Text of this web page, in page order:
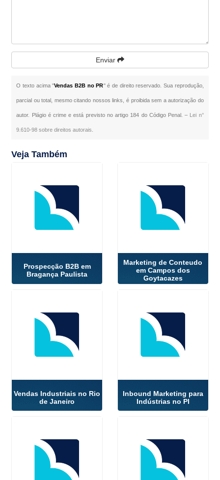
Enviar
O texto acima "Vendas B2B no PR" é de direito reservado. Sua reprodução,
parcial ou total, mesmo citando nossos links, é proibida sem a autorização do
autor. Plágio é crime e está previsto no artigo 184 do Código Penal. – Lei n°
9.610-98 sobre direitos autorais
Veja Também
Prospecção B2B em
Bragança Paulista
Marketing de Conteudo
em Campos dos
Goytacazes
Vendas Industriais no Rio
de Janeiro
Inbound Marketing para
Indústrias no PI